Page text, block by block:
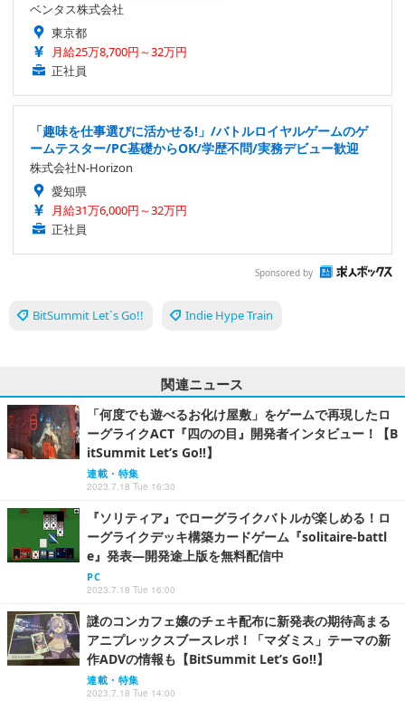
ベンタス株式会社
東京都
月給25万8,700円～32万円
正社員
「趣味を仕事選びに活かせる!」/バトルロイヤルゲームのゲ
ームテスター/PC基礎からOK/学歴不問/実務デビュー歓迎
株式会社N-Horizon
愛知県
月給31万6,000円～32万円
正社員
Sponsored by
BitSummit Let`s Go!! Indie Hype Train
関連ニュース
「何度でも遊べるお化け屋敷」をゲームで再現したロ
ーグライクACT『四のの目』開発者インタビュー！【B
itSummit Let’s Go!!】
連載・特集
2023.7.18 Tue 16:30
『ソリティア』でローグライクバトルが楽しめる！ロ
ーグライクデッキ構築カードゲーム『solitaire-battl
e』発表―開発途上版を無料配信中
PC
2023.7.18 Tue 16:00
謎のコンカフェ嬢のチェキ配布に新発表の期待高まる
アニプレックスブースレポ！「マダミス」テーマの新
作ADVの情報も【BitSummit Let’s Go!!】
連載・特集
2023.7.18 Tue 14:00